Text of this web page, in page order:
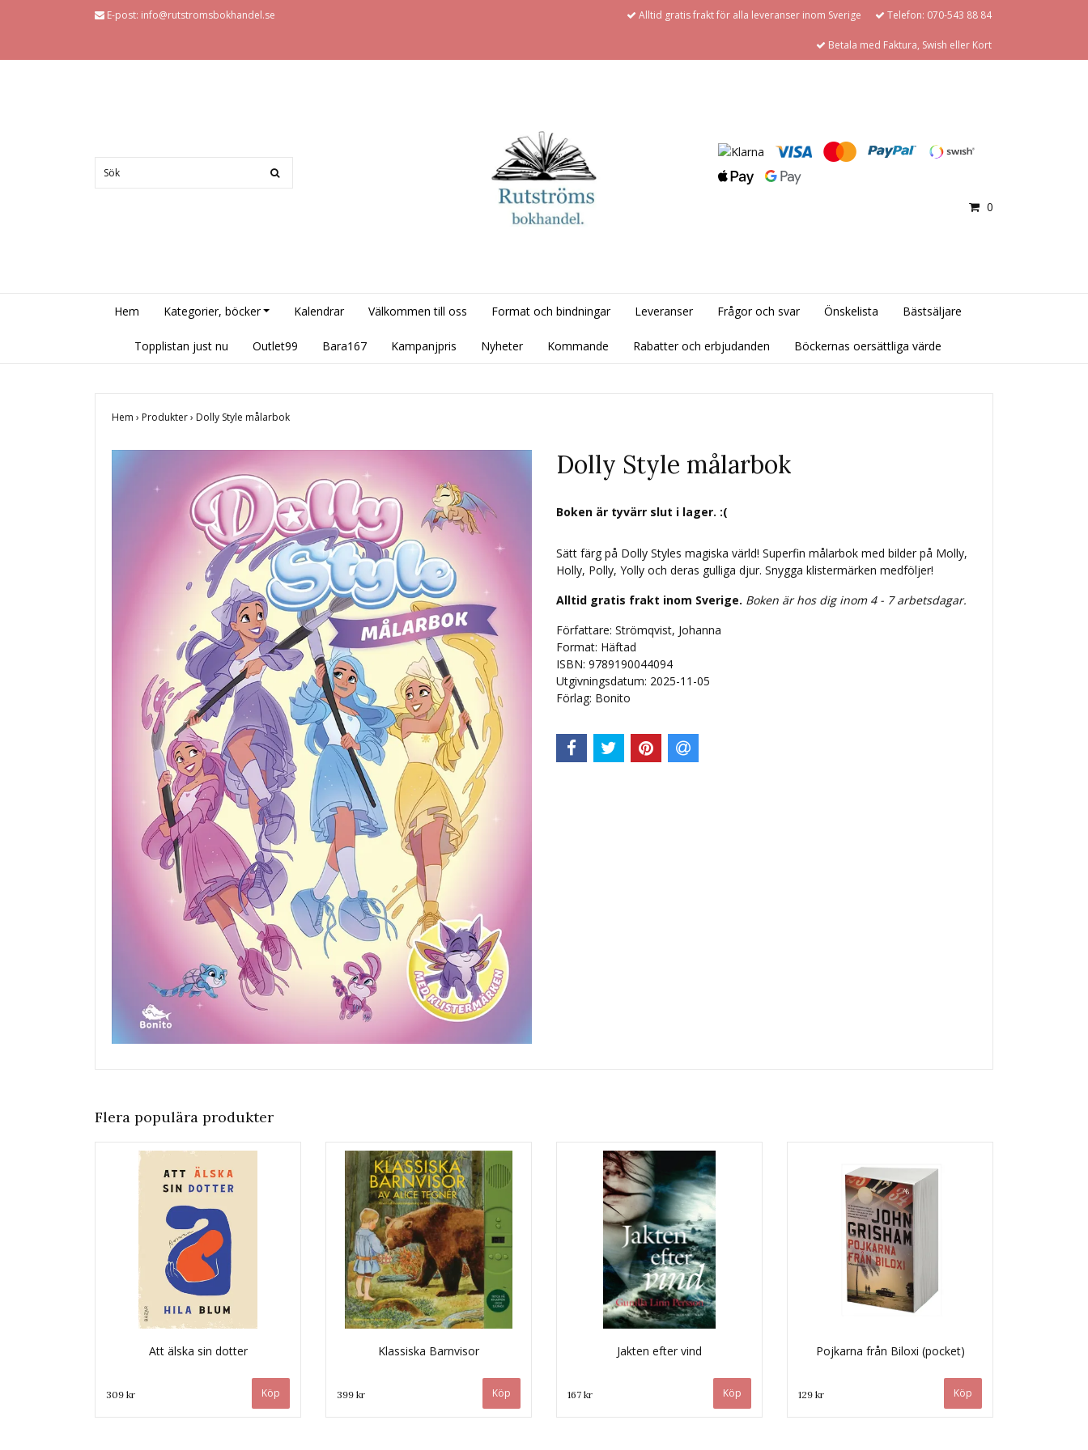
E-post: info@rutstromsbokhandel.se Alltid gratis frakt för alla leveranser inom Sverige Telefon: 070-543 88 84
Betala med Faktura, Swish eller Kort
0
Hem Kategorier, böcker Kalendrar Välkommen till oss Format och bindningar Leveranser Frågor och svar Önskelista Bästsäljare
Topplistan just nu Outlet99 Bara167 Kampanjpris Nyheter Kommande Rabatter och erbjudanden Böckernas oersättliga värde
Hem › Produkter› Dolly Style målarbok
Dolly Style målarbok
Boken är tyvärr slut i lager. :(
Sätt färg på Dolly Styles magiska värld! Superfin målarbok med bilder på Molly,
Holly, Polly, Yolly och deras gulliga djur. Snygga klistermärken medföljer!
Alltid gratis frakt inom Sverige. Boken är hos dig inom 4 - 7 arbetsdagar.
Författare: Strömqvist, Johanna
Format: Häftad
ISBN: 9789190044094
Utgivningsdatum: 2025-11-05
Förlag: Bonito
Flera populära produkter
Att älska sin dotter
309 kr
Klassiska Barnvisor
399 kr
Jakten efter vind
167 kr
Pojkarna från Biloxi (pocket)
129 kr